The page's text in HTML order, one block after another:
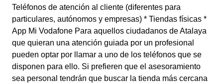
Teléfonos de atención al cliente (diferentes para
particulares, autónomos y empresas) * Tiendas físicas *
App Mi Vodafone Para aquellos ciudadanos de Atalaya
que quieran una atención guiada por un profesional
pueden optar por llamar a uno de los teléfonos que se
disponen para ello. Si prefieren que el asesoramiento
sea personal tendrán que buscar la tienda más cercana